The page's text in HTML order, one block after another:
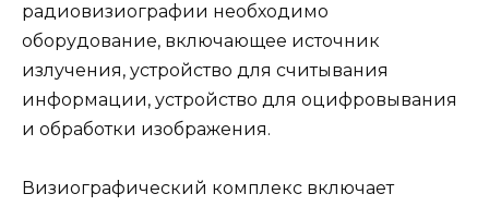
радиовизиографии необходимо
оборудование, включающее источник
излучения, устройство для считывания
информации, устройство для оцифровывания
и обработки изображения.
Визиографический комплекс включает